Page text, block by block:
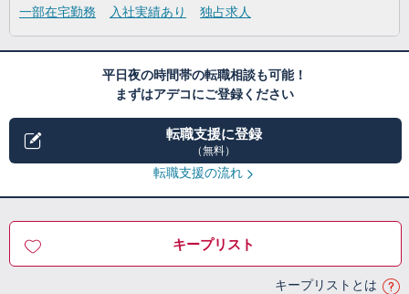
一部在宅勤務
入社実績あり 独占求人
平日夜の時間帯の転職相談も可能！
まずはアデコにご登録ください
転職支援に登録
（無料）
転職支援の流れ
キープリスト
キープリストとは